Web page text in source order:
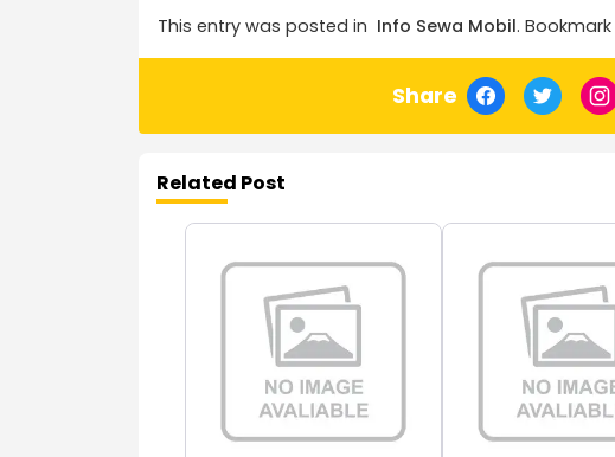
This entry was posted in Info Sewa Mobil.
Share
Related Post